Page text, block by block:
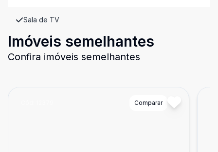
Sala de TV
Imóveis semelhantes
Confira imóveis semelhantes
Comparar